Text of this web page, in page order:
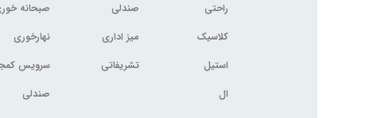
صبحانه
نهارخوری
سرویس
صندلی
صندلی
میز اداری
تشریفاتی
راحتی
کلاسیک
استیل
ال